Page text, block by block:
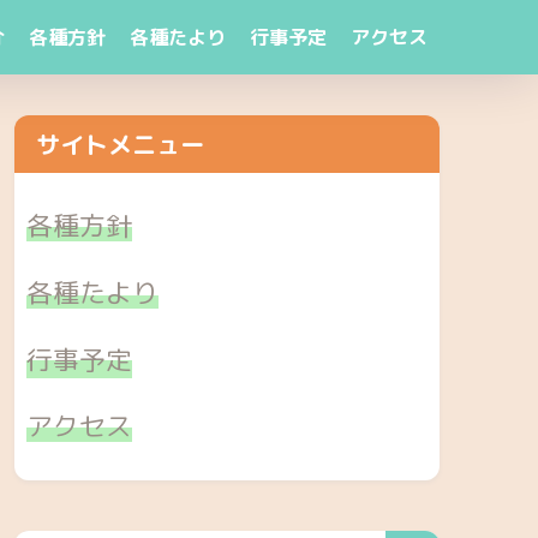
各種方針 各種たより 行事予定 アクセス
サイトメニュー
各種方針
各種たより
行事予定
アクセス